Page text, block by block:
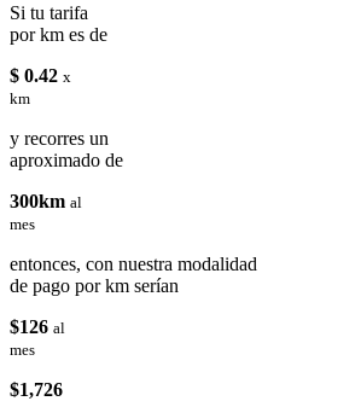
Si tu tarifa
por km es de
$ 0.42 x
km
y recorres un
aproximado de
300km al
mes
entonces, con nuestra modalidad
de pago por km serían
$126 al
mes
$1,726